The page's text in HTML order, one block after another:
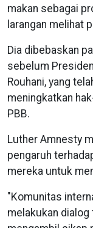
makan sebagai
larangan melihat
Dia dibebaskan
sebelum
Rouhani, yang
meningkatkan
PBB.
Luther Amnesty
pengaruh
mereka untuk
"Komunitas
melakukan